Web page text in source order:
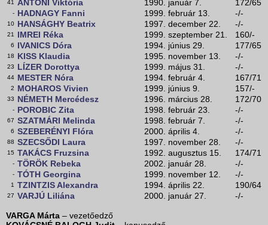
41 ANTÓNI Viktória 1990. január 7. 172/65
- HADNAGY Fanni 1999. február 13. -/-
10 HANSÁGHY Beatrix 1997. december 22. -/-
21 IMREI Réka 1999. szeptember 21. 160/-
6 IVANICS Dóra 1994. június 29. 177/65
18 KISS Klaudia 1995. november 13. -/-
23 LÍZER Dorottya 1999. május 31. -/-
44 MESTER Nóra 1994. február 4. 167/71
2 MOHAROS Vivien 1999. június 9. 157/-
33 NÉMETH Mercédesz 1996. március 28. 172/70
- POROBIC Zita 1998. február 23. -/-
67 SZATMÁRI Melinda 1998. február 7. -/-
6 SZEBERÉNYI Flóra 2000. április 4. -/-
88 SZECSŐDI Laura 1997. november 28. -/-
15 TAKÁCS Fruzsina 1992. augusztus 15. 174/71
- TÖRÖK Rebeka 2002. január 28. -/-
- TÓTH Georgina 1999. november 12. -/-
1 TZINTZIS Alexandra 1994. április 22. 190/64
27 VARJÚ Liliána 2000. január 27. -/-
VARGA Márta – vezetőedző